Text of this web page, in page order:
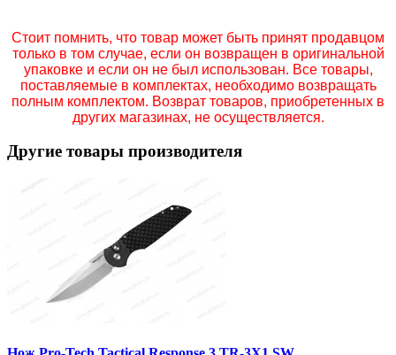
Стоит помнить, что товар может быть принят продавцом
только в том случае, если он возвращен в оригинальной
упаковке и если он не был использован. Все товары,
поставляемые в комплектах, необходимо возвращать
полным комплектом. Возврат товаров, приобретенных в
других магазинах, не осуществляется.
Другие товары производителя